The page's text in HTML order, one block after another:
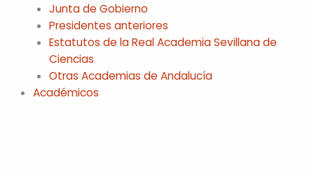
Junta de Gobierno
Presidentes anteriores
Estatutos de la Real Academia Sevillana de
Ciencias
Otras Academias de Andalucía
Académicos